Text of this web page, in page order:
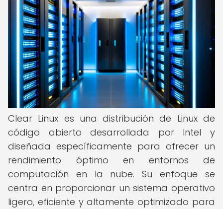
Clear Linux es una distribución de Linux de
código abierto desarrollada por Intel y
diseñada específicamente para ofrecer un
rendimiento óptimo en entornos de
computación en la nube. Su enfoque se
centra en proporcionar un sistema operativo
ligero, eficiente y altamente optimizado para